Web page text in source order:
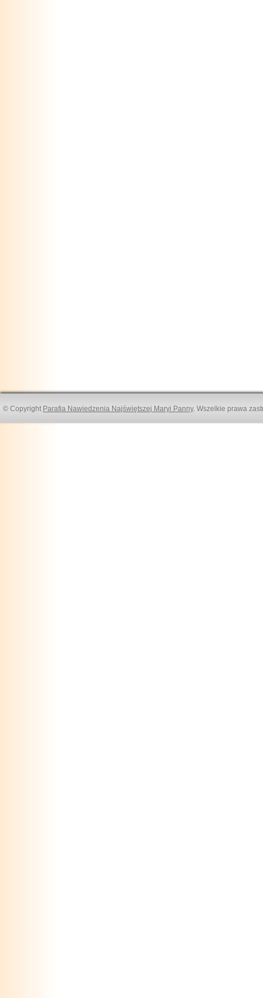
© Copyright Parafia Nawiedzenia Najświętszej Maryi Panny. Wszelkie prawa